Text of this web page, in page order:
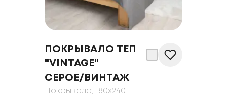
ПОКРЫВАЛО ТЕП
"VINTAGE"
СЕРОЕ/ВИНТАЖ
Покрывала, 180x240